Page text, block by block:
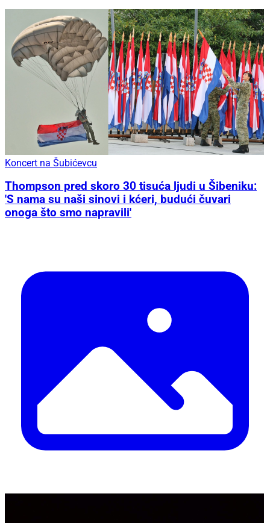
Koncert na Šubićevcu
Thompson pred skoro 30 tisuća ljudi u Šibeniku:
'S nama su naši sinovi i kćeri, budući čuvari
onoga što smo napravili'